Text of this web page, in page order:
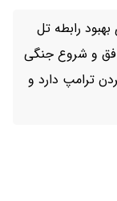
رابطه تل
و شروع جنگی
ترامپ دارد و